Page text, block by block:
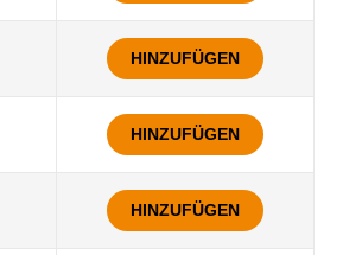
HINZUFÜGEN
HINZUFÜGEN
HINZUFÜGEN